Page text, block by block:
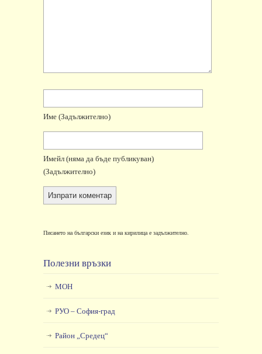
Име (задължително)
Имейл (няма да бъде публикуван)
(задължително)
Писането на български език и на кирилица е задължително.
Полезни връзки
МОН
РУО – София-град
Район „Средец“